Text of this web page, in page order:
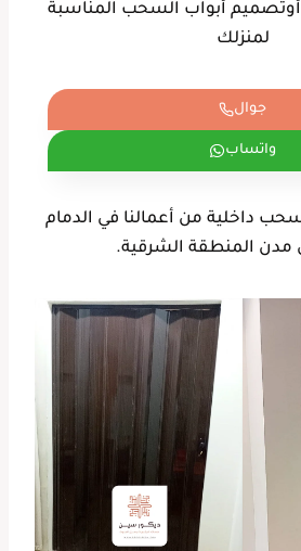
أوتصميم أبواب السحب المناسبة
لمنزلك
جوال
واتساب
داخلية من أعمالنا في الدمام
مدن المنطقة الشرقية.